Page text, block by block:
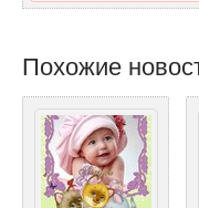
Похожие